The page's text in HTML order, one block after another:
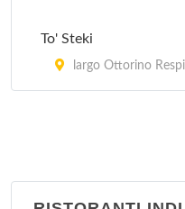
To' Steki
largo Ottorino